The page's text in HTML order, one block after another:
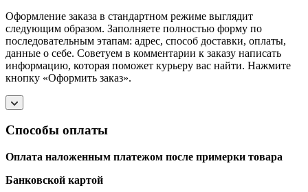
Оформление заказа в стандартном режиме выглядит
следующим образом. Заполняете полностью форму по
последовательным этапам: адрес, способ доставки, оплаты,
данные о себе. Советуем в комментарии к заказу написать
информацию, которая поможет курьеру вас найти. Нажмите
кнопку «Оформить заказ».
Способы оплаты
Оплата наложенным платежом после примерки товара
Банковской картой